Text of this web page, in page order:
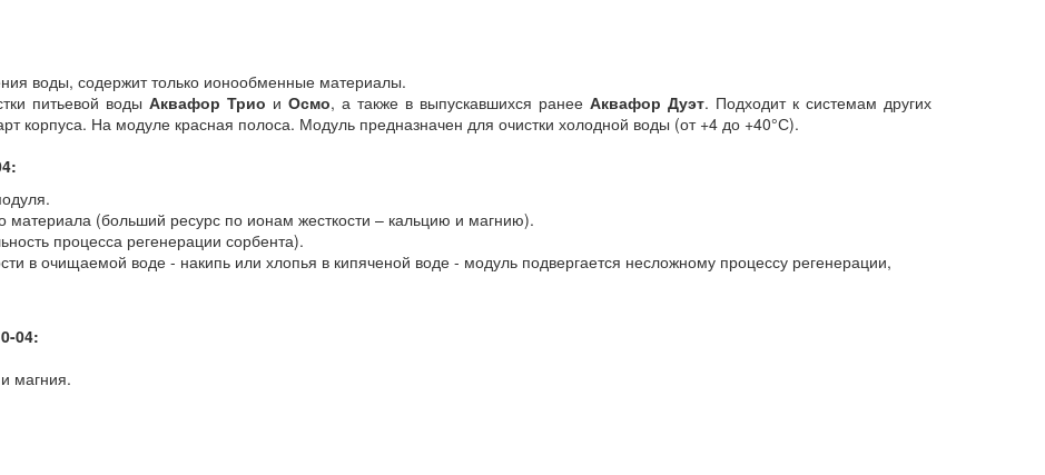
воды, содержит только ионообменные материалы.
питьевой воды Аквафор Трио и Осмо, а также в выпускавшихся ранее Аквафор Дуэт. Подходит к системам других
корпуса. На модуле красная полоса. Модуль предназначен для очистки холодной воды (от +4 до +40°С).
материала (больший ресурс по ионам жесткости – кальцию и магнию).
процесса регенерации сорбента).
в очищаемой воде - накипь или хлопья в кипяченой воде - модуль подвергается несложному процессу регенерации,
04:
магния.